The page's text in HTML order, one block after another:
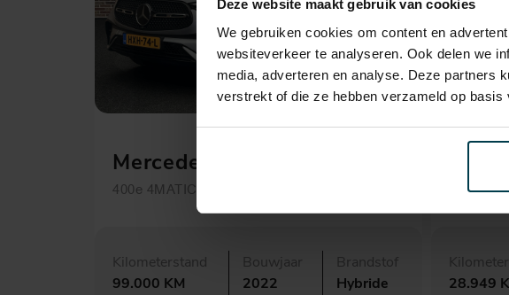
Deze website maakt gebruik van cookies
We gebruiken cookies om content en
websiteverkeer te analyseren. Ook delen we
media, adverteren en analyse. Deze partners
verstrekt of die ze hebben verzameld op
Mercedes-Benz GLC
400e 4MATIC AMG Line
Kilometerstand
99.000 KM
Bouwjaar
2022
Brandstof
Hybride
M
28.949